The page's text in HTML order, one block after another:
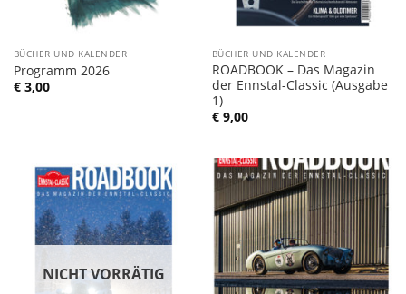
BÜCHER UND KALENDER
Programm 2026
€3,00
BÜCHER UND KALENDER
ROADBOOK – Das Magazin
der Ennstal-Classic (Ausgabe
1)
€9,00
NICHT VORRÄTIG